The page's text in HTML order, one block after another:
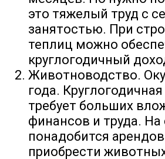
это тяжелый труд с
занятостью. При
теплиц можно
круглогодичный
Животноводство.
года.
требует больших
финансов и труда. На
понадобится
приобрести